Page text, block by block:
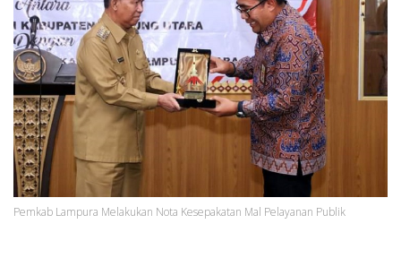
Pemkab Lampura Melakukan Nota Kesepakatan Mal Pelayanan Publik